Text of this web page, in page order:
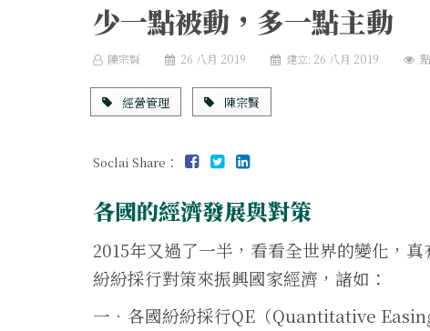
少一點被動，多一點主動
陳宗賢 26 八月 2019 建立: 26 八月 2019
經營管理 陳宗賢
Soclai Share：
各國的經濟發展與對策
2015年又過了一半，看看全世界的變化，
紛紛採行對策來振興國家經濟，諸如：
一．各國紛紛採行QE（Quantitative